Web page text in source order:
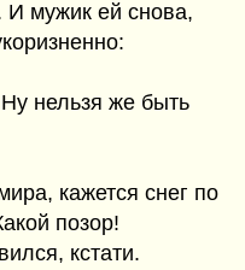
И мужик ей снова,
нельзя же быть
кажется снег по
позор!
кстати.